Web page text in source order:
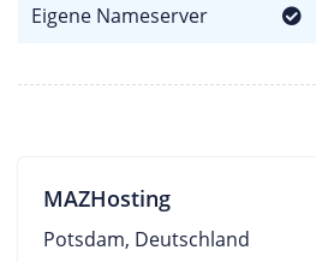
Eigene Nameserver
MAZHosting
Potsdam, Deutschland